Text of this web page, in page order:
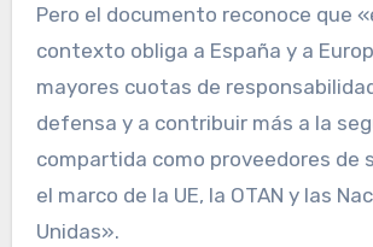
Pero el documento reconoce que
contexto obliga a España y a
mayores cuotas de
defensa y a contribuir más a la
compartida como proveedores de
el marco de la UE, la OTAN y las
Unidas».